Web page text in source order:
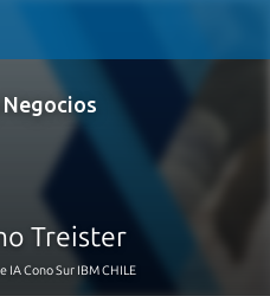
Negocios
Treister
IA Cono Sur IBM CHILE